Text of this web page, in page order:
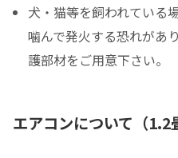
犬・猫等を飼われている
噛んで発火する恐れがあ
護部材をご用意下さい。
エアコンについて（1.2